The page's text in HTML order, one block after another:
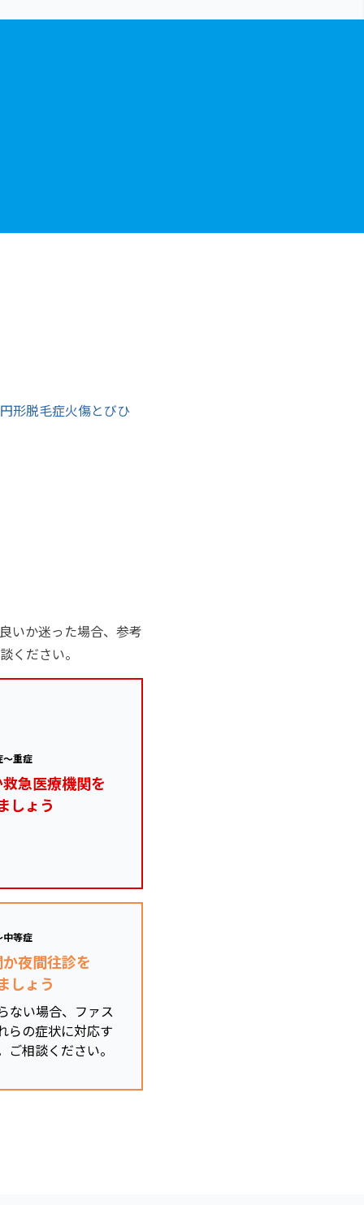
円形脱毛症火傷とびひ
いか迷った場合、参考
ください。
～重症
急医療機関を
しょう
中等症
夜間往診を
しょう
ない場合、ファス
らの症状に対応す
ご相談ください。